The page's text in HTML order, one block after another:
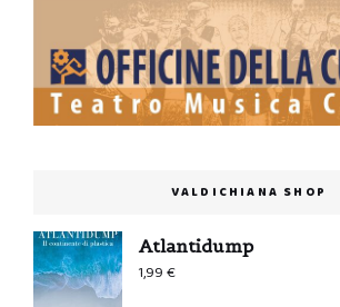
VALDICHIANA SHOP
Atlantidump
1,99€